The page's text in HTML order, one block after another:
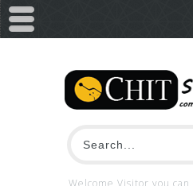
Welcome Visitor you can